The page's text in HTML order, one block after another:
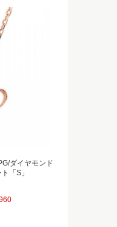
ダイヤモンド
「S」